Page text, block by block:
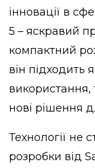
інновації в
5 – яскравий
компактний
він
використання,
нові рішення
Технології не
розробки від